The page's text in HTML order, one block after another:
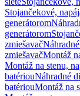
Stojančekové,
generátorom
generátorom
zmiešavač
zmiešavačMontáž
Montáž na stenu,
batériouNáhradné
batériouMontáž na